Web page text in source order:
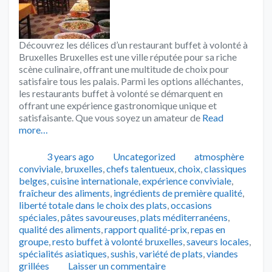
Découvrez les délices d’un restaurant buffet à volonté à
Bruxelles Bruxelles est une ville réputée pour sa riche
scène culinaire, offrant une multitude de choix pour
satisfaire tous les palais. Parmi les options alléchantes,
les restaurants buffet à volonté se démarquent en
offrant une expérience gastronomique unique et
satisfaisante. Que vous soyez un amateur de Read
more…
Publié3 years ago Catégories
Uncategorized Tags
atmosphère
conviviale, bruxelles,chefs talentueux,choix,classiques
belges,cuisine internationale,expérience conviviale,
fraîcheur des aliments, ingrédients de première qualité,
liberté totale dans le choix des plats,occasions
spéciales,pâtes savoureuses,plats méditerranéens,
qualité des aliments,rapport qualité-prix,repas en
groupe,resto buffet à volonté bruxelles,saveurs locales,
spécialités asiatiques,sushis,variété de plats,viandes
grillées
Laisser un commentaire